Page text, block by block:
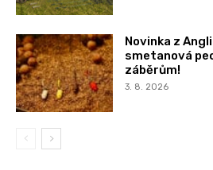
Novinka z
smetanová
záběrům!
3. 8. 2026